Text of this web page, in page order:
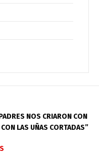
NOS CRIARON CON
LAS UÑAS CORTADAS”